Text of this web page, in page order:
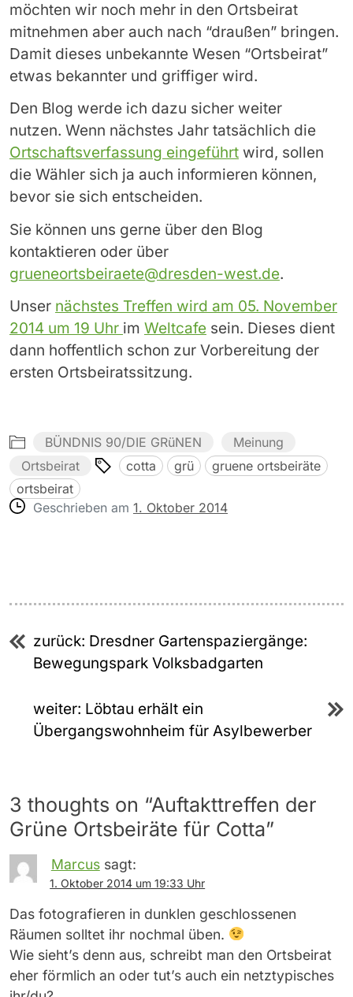
möchten wir noch mehr in den Ortsbeirat
mitnehmen aber auch nach “draußen” bringen.
Damit dieses unbekannte Wesen “Ortsbeirat”
etwas bekannter und griffiger wird.
Den Blog werde ich dazu sicher weiter
nutzen. Wenn nächstes Jahr tatsächlich die
Ortschaftsverfassung eingeführt wird, sollen
die Wähler sich ja auch informieren können,
bevor sie sich entscheiden.
Sie können uns gerne über den Blog
kontaktieren oder über
grueneortsbeiraete@dresden-west.de.
Unser nächstes Treffen wird am 05. November
2014 um 19 Uhr im Weltcafe sein. Dieses dient
dann hoffentlich schon zur Vorbereitung der
ersten Ortsbeiratssitzung.
BÜNDNIS 90/DIE GRüNEN
Meinung
Ortsbeirat
cotta grü
gruene ortsbeiräte
ortsbeirat
Geschrieben am 1. Oktober 2014
zurück: Dresdner Gartenspaziergänge:
Bewegungspark Volksbadgarten
weiter: Löbtau erhält ein
Übergangswohnheim für Asylbewerber
3 thoughts on “Auftakttreffen der
Grüne Ortsbeiräte für Cotta”
Marcus sagt:
1. Oktober 2014 um 19:33 Uhr
Das fotografieren in dunklen geschlossenen
Räumen solltet ihr nochmal üben.
Wie sieht’s denn aus, schreibt man den Ortsbeirat
eher förmlich an oder tut’s auch ein netztypisches